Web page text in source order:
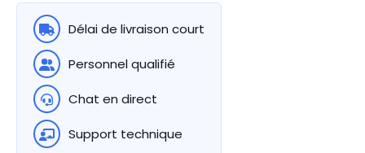
Délai de livraison court
Personnel qualifié
Chat en direct
Support technique